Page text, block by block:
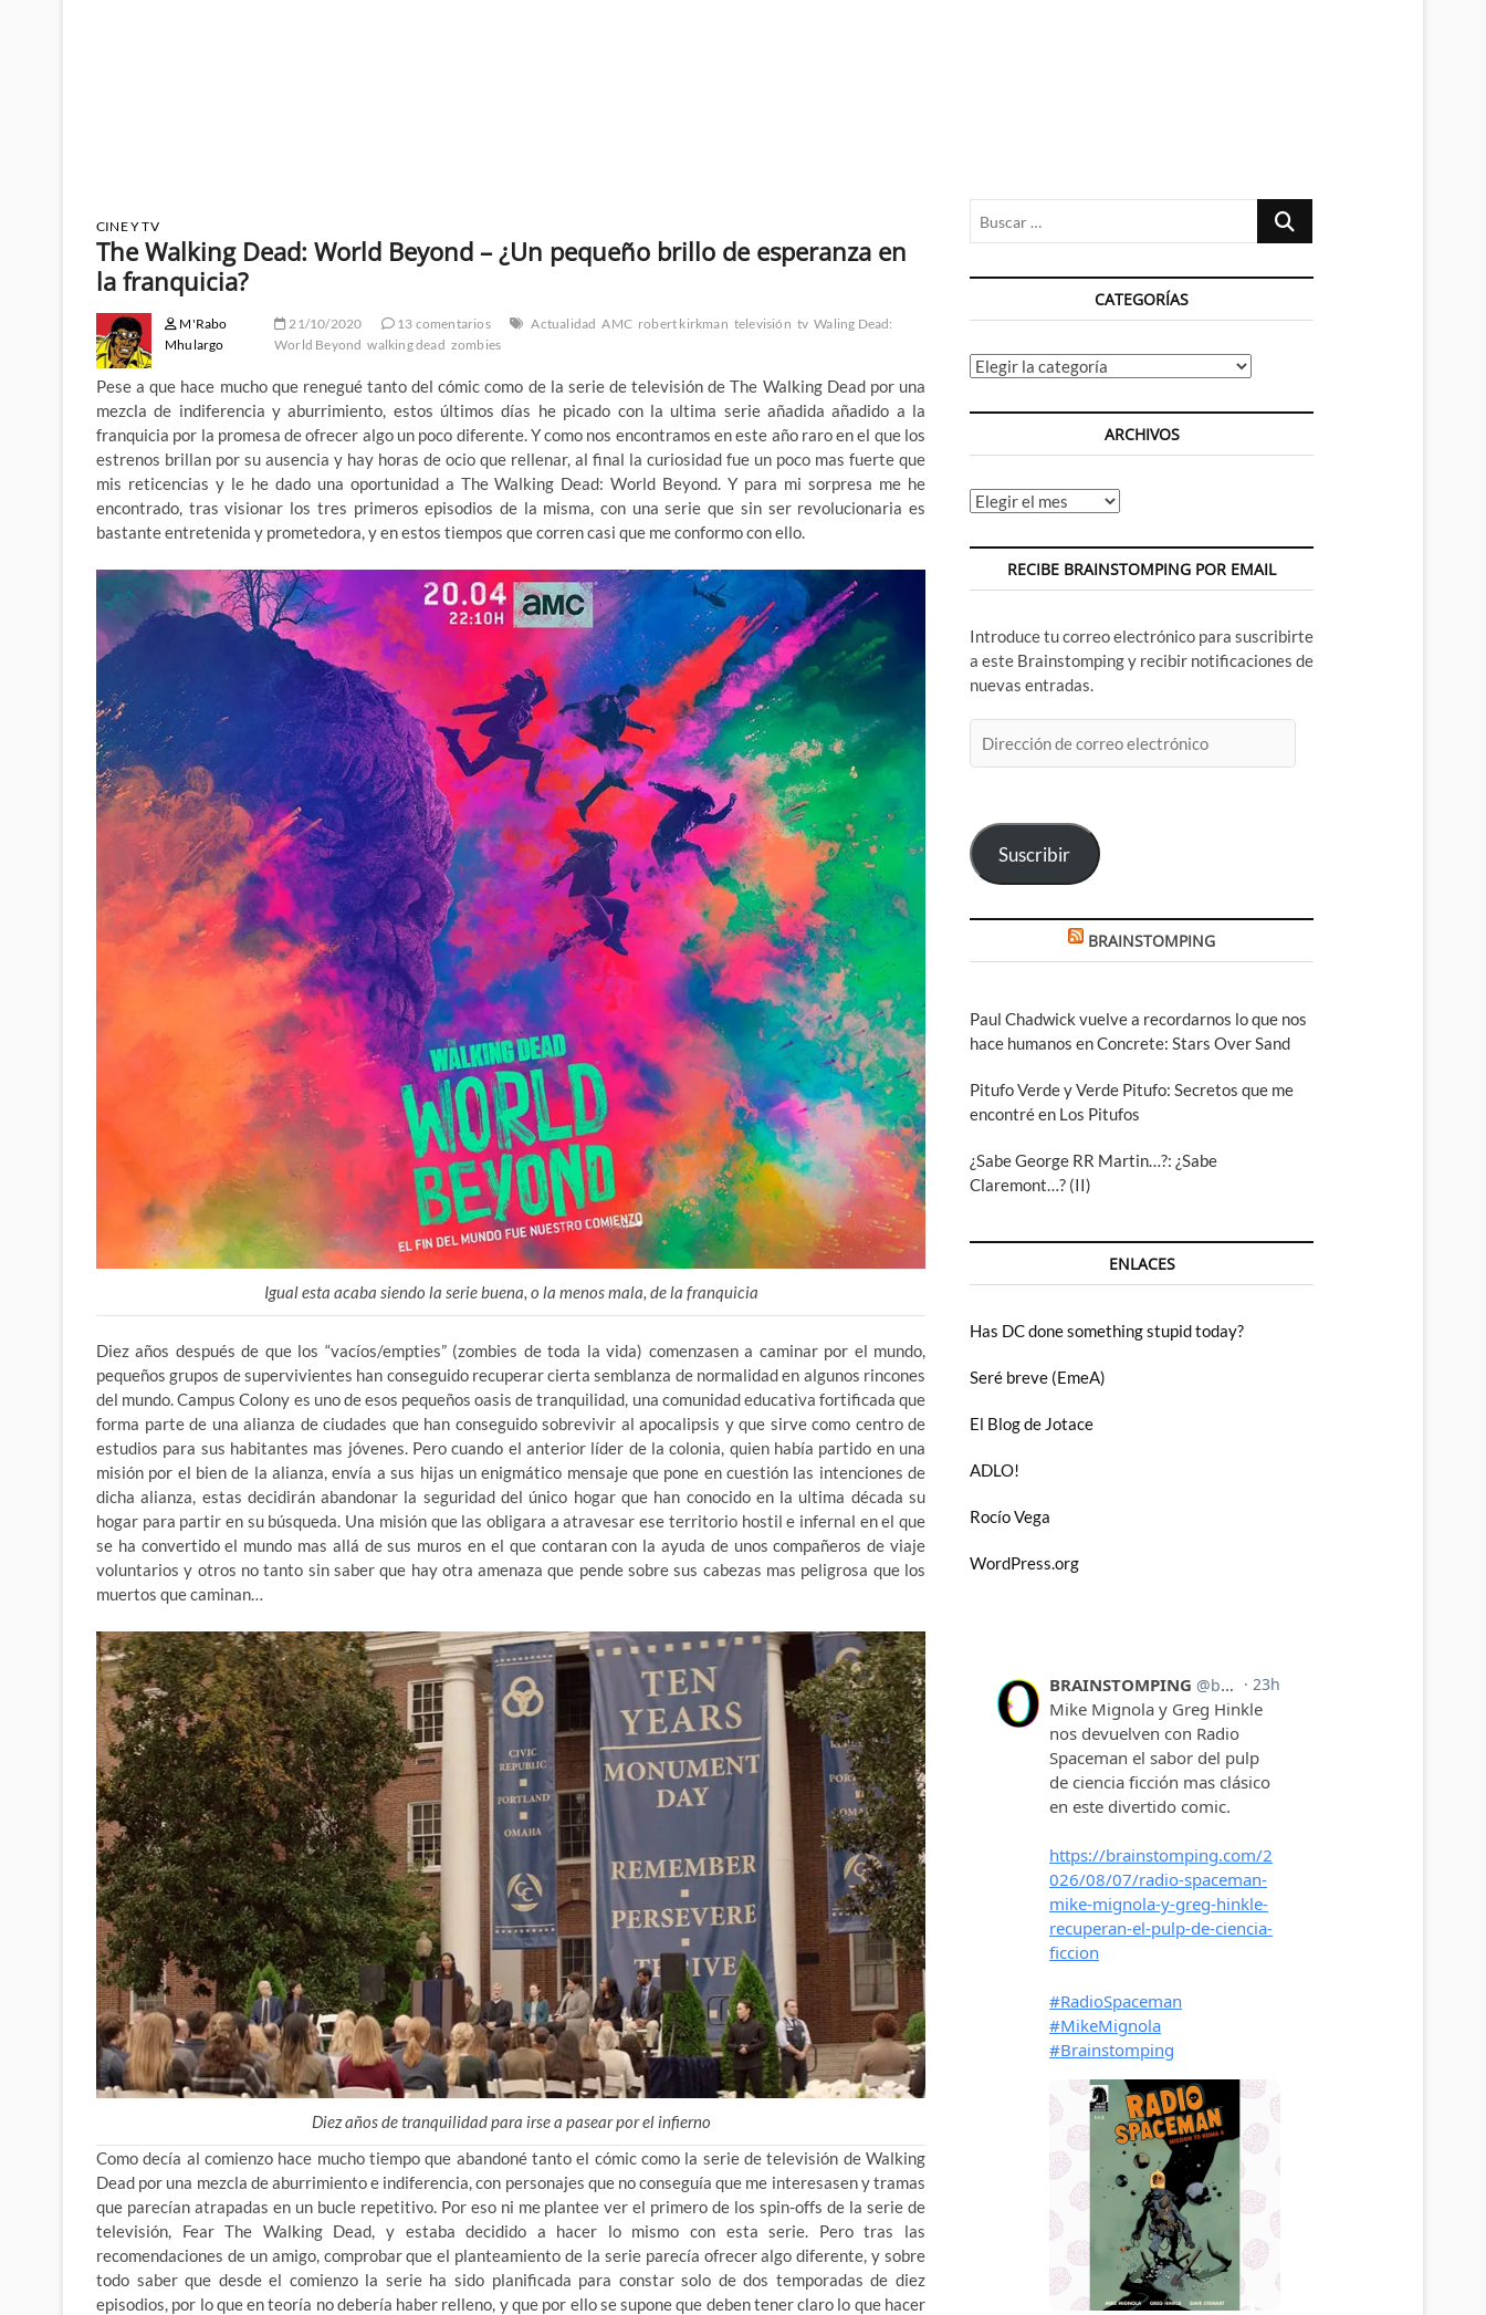
CINE Y TV
The Walking Dead: World Beyond – ¿Un pequeño brillo de esperanza en
la franquicia?
M'Rabo
Mhulargo
21/10/2020 13 comentarios Actualidad AMC robert kirkman televisión tv Waling Dead:
World Beyond walking dead zombies
Pese a que hace mucho que renegué tanto del cómic como de la serie de televisión de The Walking Dead por una
mezcla de indiferencia y aburrimiento, estos últimos días he picado con la ultima serie añadida añadido a la
franquicia por la promesa de ofrecer algo un poco diferente. Y como nos encontramos en este año raro en el que los
estrenos brillan por su ausencia y hay horas de ocio que rellenar, al final la curiosidad fue un poco mas fuerte que
mis reticencias y le he dado una oportunidad a The Walking Dead: World Beyond. Y para mi sorpresa me he
encontrado, tras visionar los tres primeros episodios de la misma, con una serie que sin ser revolucionaria es
bastante entretenida y prometedora, y en estos tiempos que corren casi que me conformo con ello.
Igual esta acaba siendo la serie buena, o la menos mala, de la franquicia
Diez años después de que los “vacíos/empties” (zombies de toda la vida) comenzasen a caminar por el mundo,
pequeños grupos de supervivientes han conseguido recuperar cierta semblanza de normalidad en algunos rincones
del mundo. Campus Colony es uno de esos pequeños oasis de tranquilidad, una comunidad educativa fortificada que
forma parte de una alianza de ciudades que han conseguido sobrevivir al apocalipsis y que sirve como centro de
estudios para sus habitantes mas jóvenes. Pero cuando el anterior líder de la colonia, quien había partido en una
misión por el bien de la alianza, envía a sus hijas un enigmático mensaje que pone en cuestión las intenciones de
dicha alianza, estas decidirán abandonar la seguridad del único hogar que han conocido en la ultima década su
hogar para partir en su búsqueda. Una misión que las obligara a atravesar ese territorio hostil e infernal en el que
se ha convertido el mundo mas allá de sus muros en el que contaran con la ayuda de unos compañeros de viaje
voluntarios y otros no tanto sin saber que hay otra amenaza que pende sobre sus cabezas mas peligrosa que los
muertos que caminan…
Diez años de tranquilidad para irse a pasear por el infierno
Como decía al comienzo hace mucho tiempo que abandoné tanto el cómic como la serie de televisión de Walking
Dead por una mezcla de aburrimiento e indiferencia, con personajes que no conseguía que me interesasen y tramas
que parecían atrapadas en un bucle repetitivo. Por eso ni me plantee ver el primero de los spin-offs de la serie de
televisión, Fear The Walking Dead, y estaba decidido a hacer lo mismo con esta serie. Pero tras las
recomendaciones de un amigo, comprobar que el planteamiento de la serie parecía ofrecer algo diferente, y sobre
todo saber que desde el comienzo la serie ha sido planificada para constar solo de dos temporadas de diez
episodios, por lo que en teoría no debería haber relleno, y que por ello se supone que deben tener claro lo que hacer
Buscar
CATEGORÍAS
Categorías
ARCHIVOS
Archivos
RECIBE BRAINSTOMPING POR EMAIL
Introduce tu correo electrónico para suscribirte
a este Brainstomping y recibir notificaciones de
nuevas entradas.
de
Suscribir
BRAINSTOMPING
Paul Chadwick vuelve a recordarnos lo que nos
hace humanos en Concrete: Stars Over Sand
Pitufo Verde y Verde Pitufo: Secretos que me
encontré en Los Pitufos
¿Sabe George RR Martin…?: ¿Sabe
Claremont…? (II)
ENLACES
Has DC done something stupid today?
Seré breve (EmeA)
El Blog de Jotace
ADLO!
Rocío Vega
WordPress.org